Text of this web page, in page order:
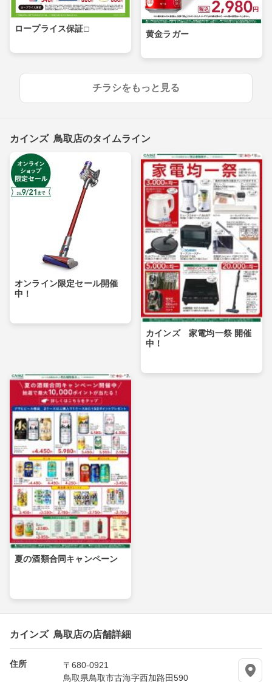
ロープライス保証□
黄金ラガー
チラシをもっと見る
カインズ 鳥取店のタイムライン
オンライン限定セール開催
中！
カインズ 家電均一祭 開催
中！
夏の酒類合同キャンペーン
カインズ 鳥取店の店舗詳細
住所
〒680-0921
鳥取県鳥取市古海字西加路田590